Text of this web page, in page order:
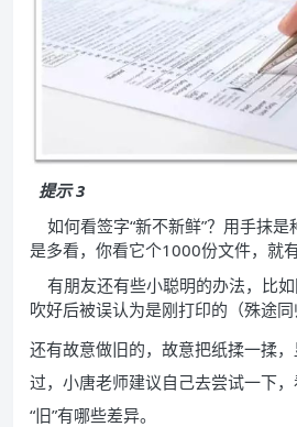
提示 3
如何看签字“新不新鲜”？用手抹
是多看，你看它个1000份文件，就有
有朋友还有些小聪明的办法，比如
吹好后被误认为是刚打印的（殊途同
还有故意做旧的，故意把纸揉一揉，
过，小唐老师建议自己去尝试一下，
“旧”有哪些差异。